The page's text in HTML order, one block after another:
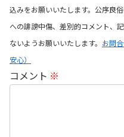
込みをお願いいたします。公序良
への誹謗中傷、差別的コメント、
ないようお願いいたします。 お問
安心）
コメント ※